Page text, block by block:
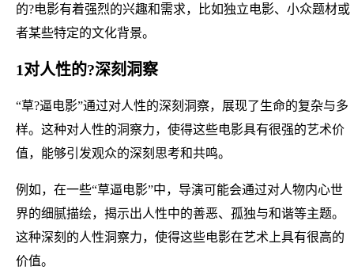
的?电影有着强烈的兴趣和需求，比如独立电影、小众题材或
者某些特定的文化背景。
1对人性的?深刻洞察
“草?逼电影”通过对人性的深刻洞察，展现了生命的复杂与多
样。这种对人性的洞察力，使得这些电影具有很强的艺术价
值，能够引发观众的深刻思考和共鸣。
例如，在一些“草逼电影”中，导演可能会通过对人物内心世
界的细腻描绘，揭示出人性中的善恶、孤独与和谐等主题。
这种深刻的人性洞察力，使得这些电影在艺术上具有很高的
价值。